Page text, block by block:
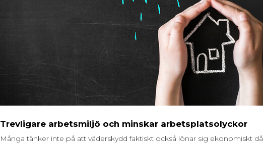
Trevligare arbetsmiljö och minskar arbetsplatsolyckor
Många tänker inte på att väderskydd faktiskt också lönar sig ekonomiskt då